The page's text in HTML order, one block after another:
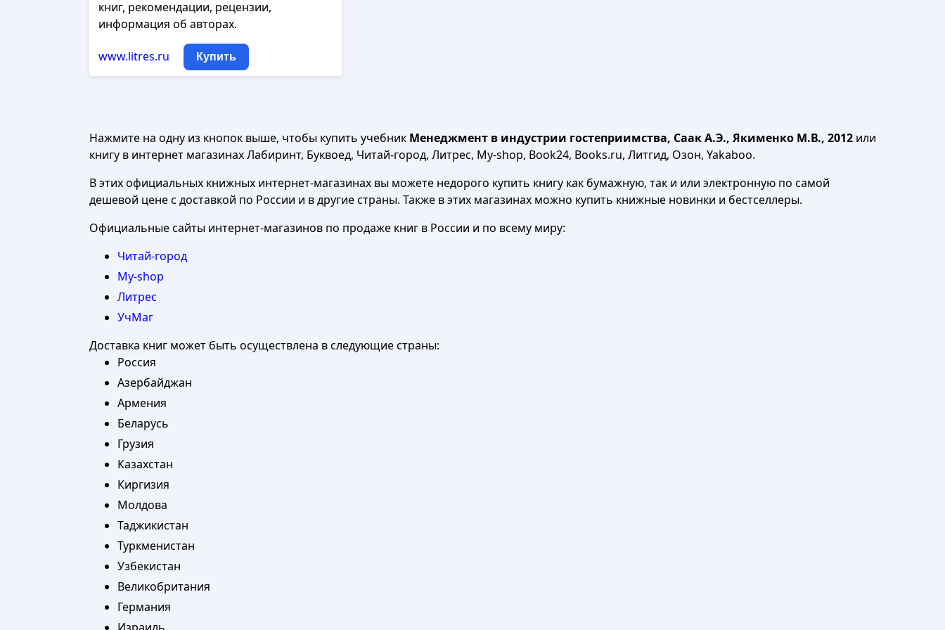
книг, рекомендации, рецензии,
информация об авторах.
www.litres.ru Купить
Нажмите на одну из кнопок выше, чтобы купить учебник Менеджмент в индустрии гостеприимства, Саак А.Э., Якименко М.В., 2012 или
книгу в интернет магазинах Лабиринт, Буквоед, Читай-город, Литрес, My-shop, Book24, Books.ru, Литгид, Озон, Yakaboo.
В этих официальных книжных интернет-магазинах вы можете недорого купить книгу как бумажную, так и или электронную по самой
дешевой цене с доставкой по России и в другие страны. Также в этих магазинах можно купить книжные новинки и бестселлеры.
Официальные сайты интернет-магазинов по продаже книг в России и по всему миру:
Читай-город
My-shop
Литрес
УчМаг
Доставка книг может быть осуществлена в следующие страны:
Россия
Азербайджан
Армения
Беларусь
Грузия
Казахстан
Киргизия
Молдова
Таджикистан
Туркменистан
Узбекистан
Великобритания
Германия